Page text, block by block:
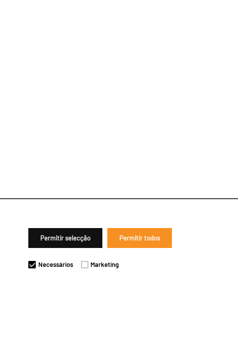
Permitir selecção Permitir todos
Necessários Marketing